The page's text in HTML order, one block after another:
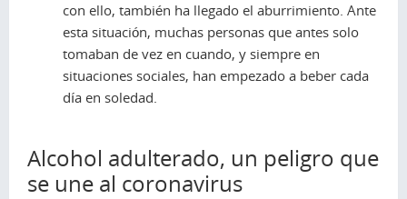
con ello, también ha llegado el aburrimiento. Ante
esta situación, muchas personas que antes solo
tomaban de vez en cuando, y siempre en
situaciones sociales, han empezado a beber cada
día en soledad.
Alcohol adulterado, un peligro que
se une al coronavirus